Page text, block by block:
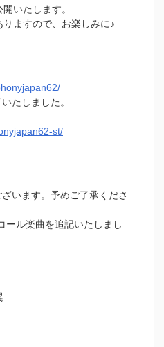
いたします。
ますので、お楽しみに♪
たしました。
st/
います。予めご了承くださ
ル楽曲を追記いたしまし